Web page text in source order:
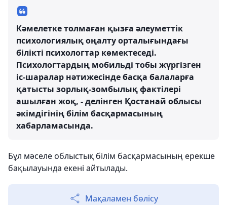
Кәмелетке толмаған қызға әлеуметтік
психологиялық оңалту орталығындағы
білікті психологтар көмектеседі.
Психологтардың мобильді тобы жүргізген
іс-шаралар нәтижесінде басқа балаларға
қатысты зорлық-зомбылық фактілері
ашылған жоқ, - делінген Қостанай облысы
әкімдігінің білім басқармасының
хабарламасында.
Бұл мәселе облыстық білім басқармасының ерекше
бақылауында екені айтылады.
Мақаламен бөлісу